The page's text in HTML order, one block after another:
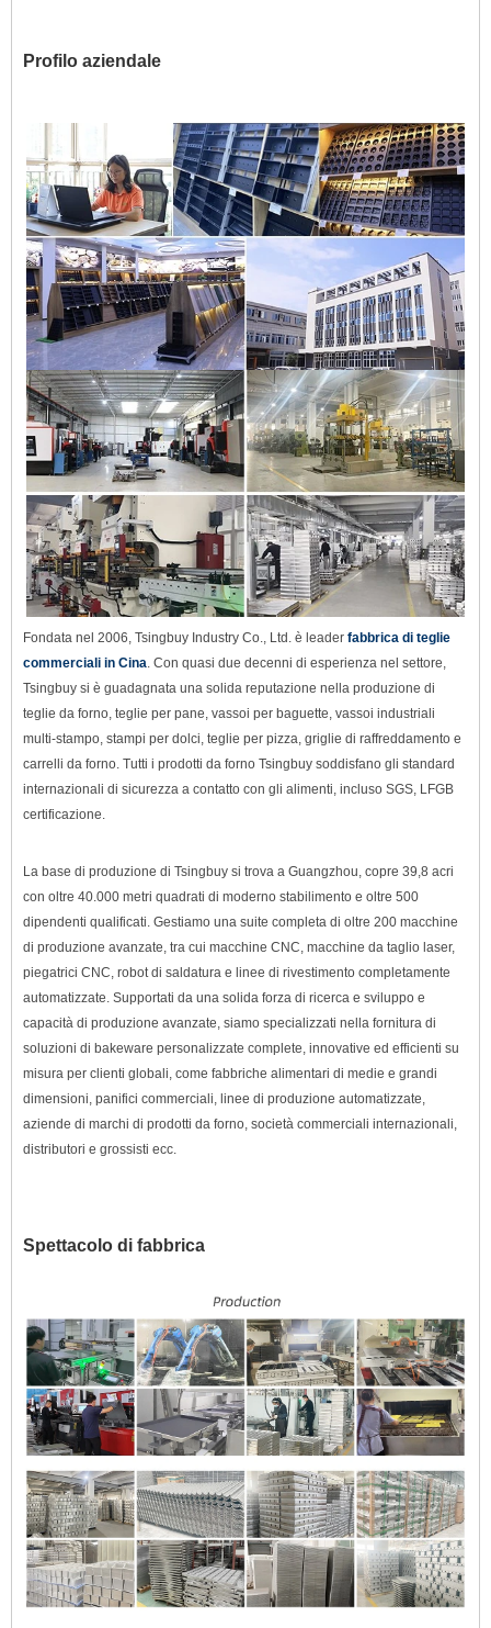
Profilo aziendale
Fondata nel 2006, Tsingbuy Industry Co., Ltd. è leader fabbrica di teglie
commerciali in Cina. Con quasi due decenni di esperienza nel settore,
Tsingbuy si è guadagnata una solida reputazione nella produzione di
teglie da forno, teglie per pane, vassoi per baguette, vassoi industriali
multi-stampo, stampi per dolci, teglie per pizza, griglie di raffreddamento e
carrelli da forno. Tutti i prodotti da forno Tsingbuy soddisfano gli standard
internazionali di sicurezza a contatto con gli alimenti, incluso SGS, LFGB
certificazione.
La base di produzione di Tsingbuy si trova a Guangzhou, copre 39,8 acri
con oltre 40.000 metri quadrati di moderno stabilimento e oltre 500
dipendenti qualificati. Gestiamo una suite completa di oltre 200 macchine
di produzione avanzate, tra cui macchine CNC, macchine da taglio laser,
piegatrici CNC, robot di saldatura e linee di rivestimento completamente
automatizzate. Supportati da una solida forza di ricerca e sviluppo e
capacità di produzione avanzate, siamo specializzati nella fornitura di
soluzioni di bakeware personalizzate complete, innovative ed efficienti su
misura per clienti globali, come fabbriche alimentari di medie e grandi
dimensioni, panifici commerciali, linee di produzione automatizzate,
aziende di marchi di prodotti da forno, società commerciali internazionali,
distributori e grossisti ecc.
Spettacolo di fabbrica